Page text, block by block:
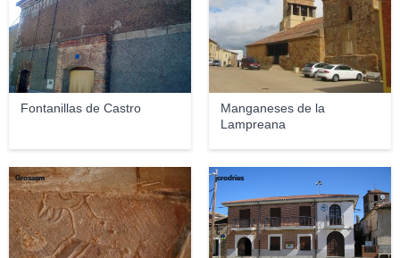
Fontanillas de Castro
Manganeses de la
Lampreana
Grosasm jcrodries